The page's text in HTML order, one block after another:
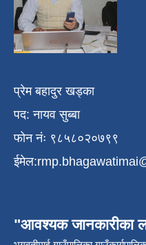
प्रेम बहादुर खड्का
पद: नायव सुब्बा
फोन नंः ९८५८०२०७९९
ईमेल:
"आवश्यक जानकारीका